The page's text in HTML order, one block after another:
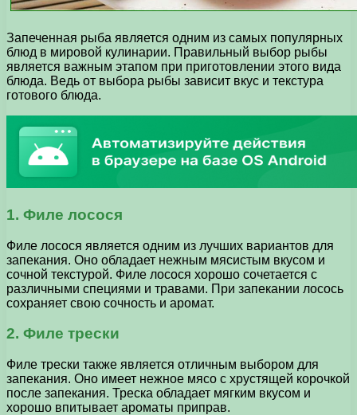
Запеченная рыба является одним из самых популярных
блюд в мировой кулинарии. Правильный выбор рыбы
является важным этапом при приготовлении этого вида
блюда. Ведь от выбора рыбы зависит вкус и текстура
готового блюда.
1. Филе лосося
Филе лосося является одним из лучших вариантов для
запекания. Оно обладает нежным мясистым вкусом и
сочной текстурой. Филе лосося хорошо сочетается с
различными специями и травами. При запекании лосось
сохраняет свою сочность и аромат.
2. Филе трески
Филе трески также является отличным выбором для
запекания. Оно имеет нежное мясо с хрустящей корочкой
после запекания. Треска обладает мягким вкусом и
хорошо впитывает ароматы приправ.